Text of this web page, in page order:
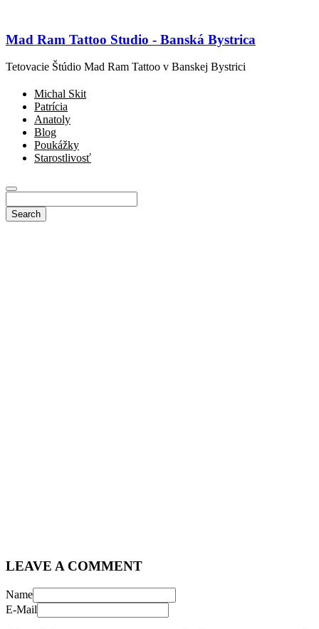
Mad Ram Tattoo Studio - Banská Bystrica
Tetovacie Štúdio Mad Ram Tattoo v Banskej Bystrici
Michal Skit
Patrícia
Anatoly
Blog
Poukážky
Starostlivosť
LEAVE A COMMENT
Name
E-Mail